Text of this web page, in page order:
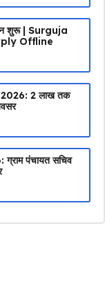
शुरू | Surguja
Offline
₹2 लाख तक
पंचायत सचिव